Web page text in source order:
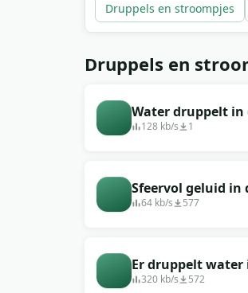
Druppels en stroompjes
Druppels en
Water druppelt in
128 kb/s 1
Sfeervol geluid in
die zich dicht bij de
64 kb/s 577
Er druppelt water
grot.
320 kb/s 572